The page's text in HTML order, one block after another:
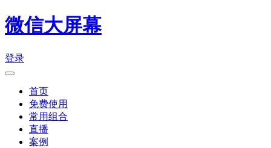
微信大屏幕
登录
首页
免费使用
常用组合
直播
案例